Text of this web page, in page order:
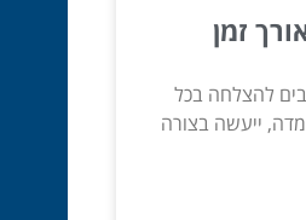
זמן
להצלחה בכל
ייעשה בצורה